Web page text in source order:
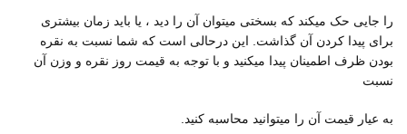
را جایی حک میکند که بسختی میتوان آن را دید ، یا باید زمان بیشتری
برای پیدا کردن آن گذاشت. این درحالی است که شما نسبت به نقره
بودن ظرف اطمینان پیدا میکنید و با توجه به قیمت روز نقره و وزن آن
نسبت
به عیار قیمت آن را میتوانید محاسبه کنید.